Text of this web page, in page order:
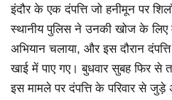
इंदौर के एक दंपत्ति जो हनीमून पर
स्थानीय पुलिस ने उनकी खोज के लिए
अभियान चलाया, और इस दौरान
खाई में पाए गए। बुधवार सुबह फिर से
इस मामले पर दंपत्ति के परिवार से जुड़े